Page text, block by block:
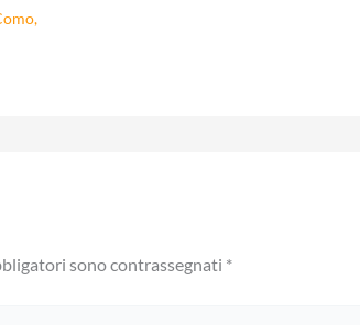
,
sono contrassegnati *